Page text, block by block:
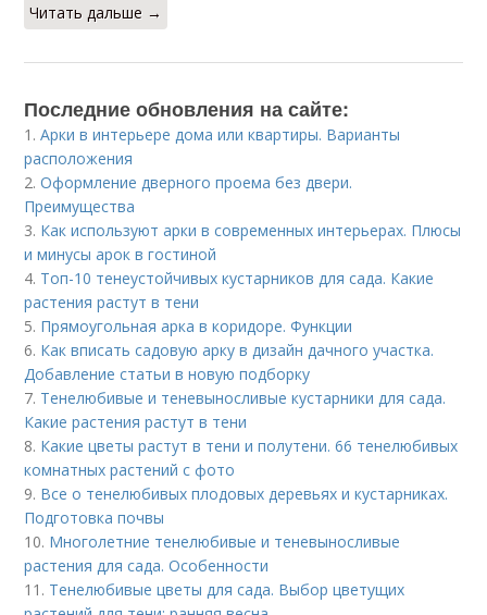
Читать дальше →
Последние обновления на сайте:
1.Арки в интерьере дома или квартиры. Варианты
расположения
2.Оформление дверного проема без двери.
Преимущества
3. Как используют арки в современных интерьерах. Плюсы
и минусы арок в гостиной
4. Топ-10 тенеустойчивых кустарников для сада. Какие
растения растут в тени
5. Прямоугольная арка в коридоре. Функции
6. Как вписать садовую арку в дизайн дачного участка.
Добавление статьи в новую подборку
7. Тенелюбивые и теневыносливые кустарники для сада.
Какие растения растут в тени
8. Какие цветы растут в тени и полутени. 66 тенелюбивых
комнатных растений с фото
9. Все о тенелюбивых плодовых деревьях и кустарниках.
Подготовка почвы
10. Многолетние тенелюбивые и теневыносливые
растения для сада. Особенности
11. Тенелюбивые цветы для сада. Выбор цветущих